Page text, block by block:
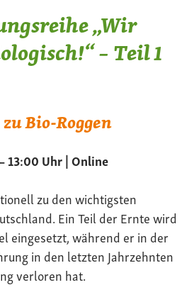
„Wir
– Teil 1
Bio-Roggen
13:00 Uhr | Online
zu den wichtigsten
Ein Teil der Ernte wird
eingesetzt, während er in der
in den letzten Jahrzehnten
verloren hat.